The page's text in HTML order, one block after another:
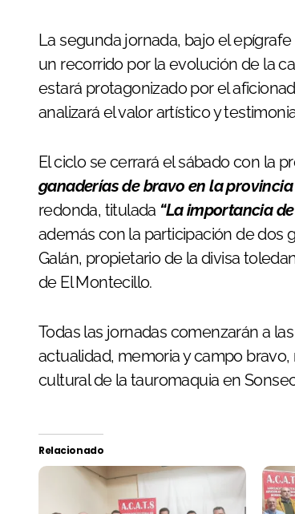
La segunda jornada, bajo el epígrafe
un recorrido por la evolución de la
estará protagonizado por el
analizará el valor artístico y
El ciclo se cerrará el sábado con la
ganaderías de bravo en la provincia
redonda, titulada “La importancia
además con la participación de dos
Galán, propietario de la divisa
de El Montecillo.
Todas las jornadas comenzarán a
actualidad, memoria y campo
cultural de la tauromaquia en
Relacionado